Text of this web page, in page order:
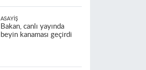
ASAYIŞ
Bakan, canlı yayında
beyin kanaması geçirdi